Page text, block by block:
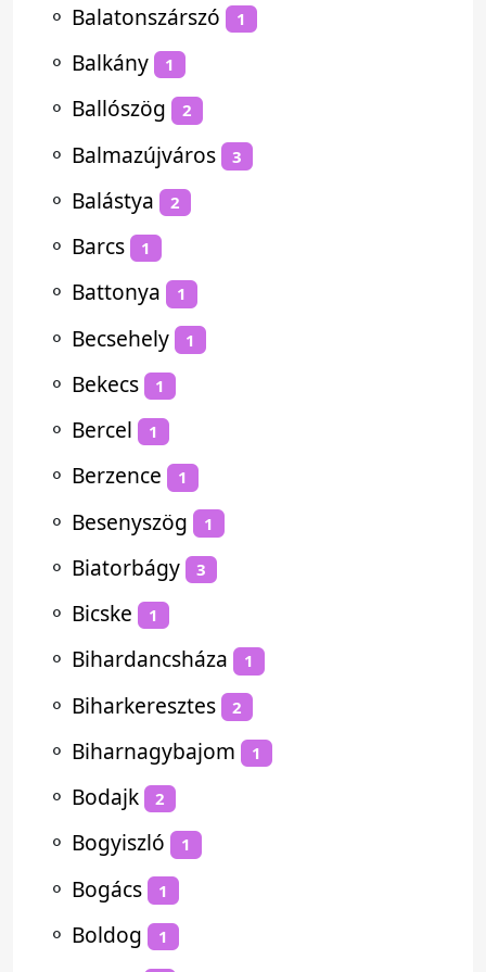
⚬ Balatonszárszó 1
⚬ Balkány 1
⚬ Ballószög 2
⚬ Balmazújváros 3
⚬ Balástya 2
⚬ Barcs 1
⚬ Battonya 1
⚬ Becsehely 1
⚬ Bekecs 1
⚬ Bercel 1
⚬ Berzence 1
⚬ Besenyszög 1
⚬ Biatorbágy 3
⚬ Bicske 1
⚬ Bihardancsháza 1
⚬ Biharkeresztes 2
⚬ Biharnagybajom 1
⚬ Bodajk 2
⚬ Bogyiszló 1
⚬ Bogács 1
⚬ Boldog 1